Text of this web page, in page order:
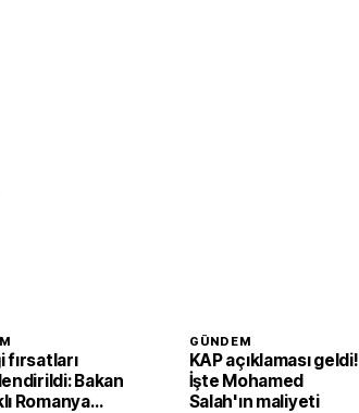
fırsatları
Bakan
Romanya
GÜNDEM
KAP açıklaması geldi!
İşte Mohamed
Salah'ın maliyeti